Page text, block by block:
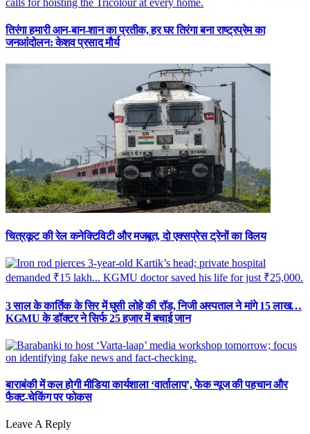
तिरंगा हमारी आन-बान-शान का प्रतीक, हर घर तिरंगा बना राष्ट्रप्रेम का
जनआंदोलन: केशव प्रसाद मौर्य
चित्रकूट की रेल कनेक्टिविटी और मजबूत, दो एक्सप्रेस ट्रेनों का विलय
3 साल के कार्तिक के सिर में घुसी लोहे की रॉड, निजी अस्पताल ने मांगे 15 लाख…
KGMU के डॉक्टर ने सिर्फ 25 हजार में बचाई जान
बाराबंकी में कल होगी मीडिया कार्यशाला ‘वार्तालाप’, फेक न्यूज की पहचान और
फैक्ट-चेकिंग पर फोकस
Leave A Reply